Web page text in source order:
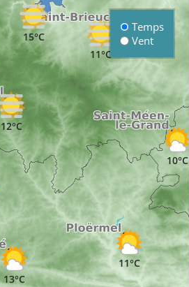
13°C
11°C
11°C
15°C
12°C
10°C
Temps
Vent